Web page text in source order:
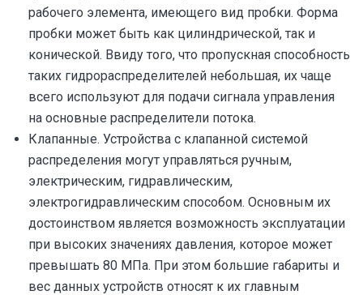
рабочего элемента, имеющего вид пробки. Форма
пробки может быть как цилиндрической, так и
конической. Ввиду того, что пропускная способность
таких гидрораспределителей небольшая, их чаще
всего используют для подачи сигнала управления
на основные распределители потока.
Клапанные. Устройства с клапанной системой
распределения могут управляться ручным,
электрическим, гидравлическим,
электрогидравлическим способом. Основным их
достоинством является возможность эксплуатации
при высоких значениях давления, которое может
превышать 80 МПа. При этом большие габариты и
вес данных устройств относят к их главным